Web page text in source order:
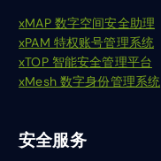
xMAP 数字空间安全助理
xPAM 特权账号管理系统
xTOP 智能安全管理平台
xMesh 数字身份管理系统
安全服务